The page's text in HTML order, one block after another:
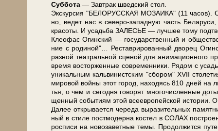
Суб­бо­та — Завтрак швед­ский стол.
Экс­кур­сия "БЕЛОРУССКАЯ МОЗАИКА" (11 ча­сов).
но, ве­дет нас в северо-западную часть
кра­со­ты. И усадь­ба ЗАЛЕСЬЕ — луч­шее то­му
Клео­фас Огин­ский — го­су­дар­ствен­ный и
ние с родиной"… Ре­ста­ври­ро­ван­ный дво­рец
раз­ной те­ат­раль­ной сце­ной для ани­ма­ци­он­но­го
вре­мя вос­тор­жен­ные со­вре­мен­ни­ки. Рядом с
уни­каль­ным каль­ви­нист­ским "сбо­ром" XVII
ми­ро­вой вой­ны этот го­род, на­хо­дясь 810 дней
тья, о чем и се­год­ня го­во­рят мно­го­чис­лен­ные
щен­ный со­бы­ти­ям этой все­ев­ро­пей­ской ис­то­рии.
Да­лее от­кры­ва­ет­ся че­ре­да вы­ра­зи­тель­ных
ный в сти­ле пост­мо­дер­на ко­стел в СОЛАХ
рос­пи­си на но­во­за­вет­ные те­мы. Продолжится